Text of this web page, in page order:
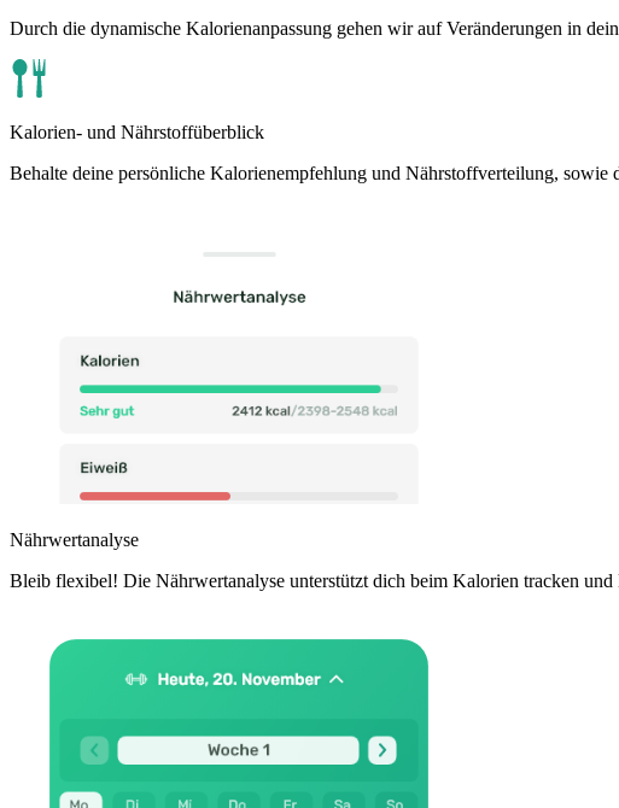
Durch die dynamische Kalorienanpassung gehen wir auf Veränderungen in
Kalorien- und Nährstoffüberblick
Behalte deine persönliche Kalorienempfehlung und Nährstoffverteilung, sowie
Nährwertanalyse
Bleib flexibel! Die Nährwertanalyse unterstützt dich beim Kalorien tracken und